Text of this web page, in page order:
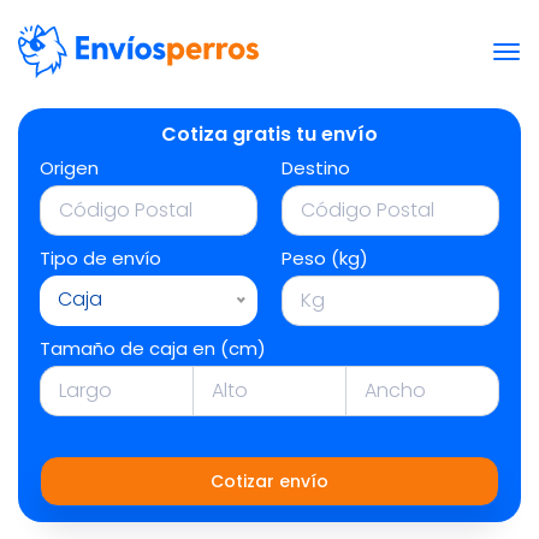
Cotiza gratis tu envío
Origen Destino
Tipo de envío
Caja
Peso (kg)
Tamaño de caja en (cm)
Cotizar envío